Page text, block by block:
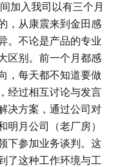
加入我司以有三个月
，从康震来到金田感
。不论是产品的专业
区别。前一个月都感
，每天都不知道要做
经过相互讨论与发言
决方案，通过公司对
明月公司（老厂房）
下参加业务谈判。这
了这种工作环境与工